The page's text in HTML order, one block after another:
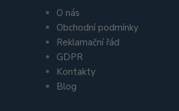
O nás
Obchodní podmínky
Reklamační řád
GDPR
Kontakty
Blog